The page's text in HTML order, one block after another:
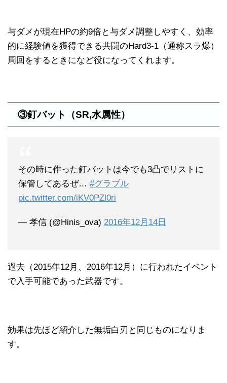
与ダメが現在HPの約9倍と与ダメ調整しやすく、効率
的に経験値を獲得できる共闘のHard3-1（通称スラ爆）
周回をするときになど役になってくれます。
③釘バット（SR,水属性）
その時に作った釘バットは今でも3凸でリストに
保管してあるぜ… #グラブル
pic.twitter.com/iKV0PZl0ri
— 孝信 (@Hinis_ova) 2016年12月14日
過去（2015年12月、2016年12月）に行われたイベント
で入手可能であった武器です。
効果は先ほど紹介した無垢白刃と同じものになりま
す。